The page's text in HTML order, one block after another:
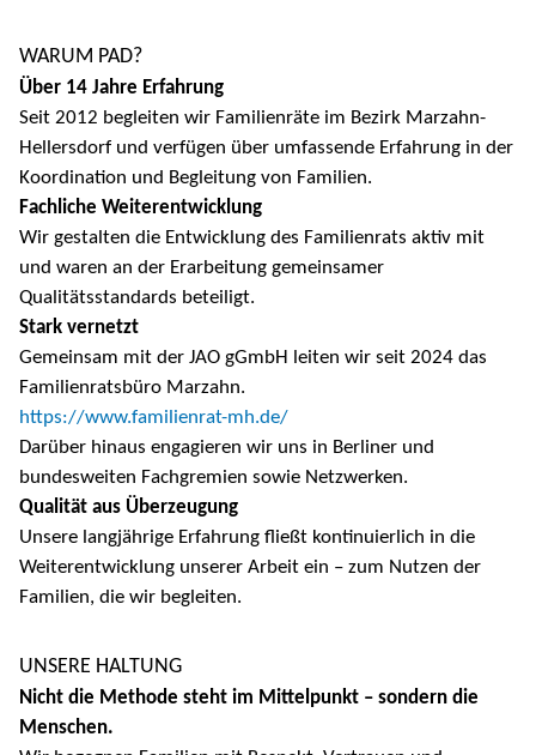
WARUM PAD?
Über 14 Jahre Erfahrung
Seit 2012 begleiten wir Familienräte im Bezirk Marzahn-
Hellersdorf und verfügen über umfassende Erfahrung in der
Koordination und Begleitung von Familien.
Fachliche Weiterentwicklung
Wir gestalten die Entwicklung des Familienrats aktiv mit
und waren an der Erarbeitung gemeinsamer
Qualitätsstandards beteiligt.
Stark vernetzt
Gemeinsam mit der JAO gGmbH leiten wir seit 2024 das
Familienratsbüro Marzahn.
https://www.familienrat-mh.de/
Darüber hinaus engagieren wir uns in Berliner und
bundesweiten Fachgremien sowie Netzwerken.
Qualität aus Überzeugung
Unsere langjährige Erfahrung fließt kontinuierlich in die
Weiterentwicklung unserer Arbeit ein – zum Nutzen der
Familien, die wir begleiten.
UNSERE HALTUNG
Nicht die Methode steht im Mittelpunkt – sondern die
Menschen.